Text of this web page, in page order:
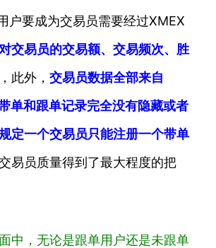
户要成为交易员需要经过XMEX
交易员的交易额、交易频次、胜
，此外， 交易员数据全部来自
单和跟单记录完全没有隐藏或者
定一个交易员只能注册一个带单
易员质量得到了最大程度的把
中，无论是跟单用户还是未跟单